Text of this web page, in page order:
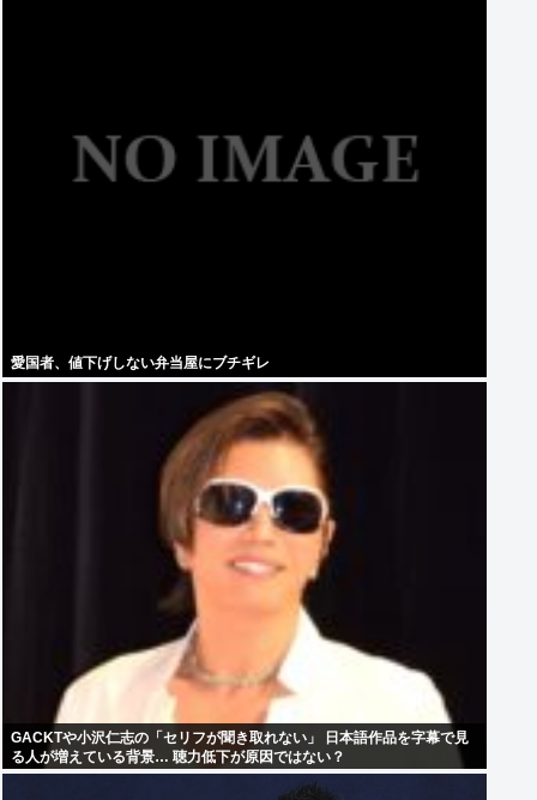
愛国者、値下げしない弁当屋にブチギレ
GACKTや小沢仁志の「セリフが聞き取れない」 日本語作品を字幕で見
る人が増えている背景… 聴力低下が原因ではない？